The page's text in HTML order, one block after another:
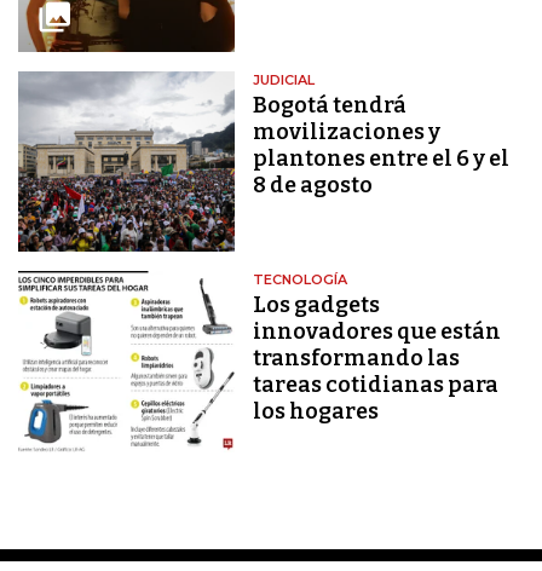
JUDICIAL
Bogotá tendrá
movilizaciones y
plantones entre el 6 y el
8 de agosto
TECNOLOGÍA
Los gadgets
innovadores que están
transformando las
tareas cotidianas para
los hogares